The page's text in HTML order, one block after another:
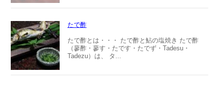
たで酢
たで酢とは・・・ たで酢と鮎の塩焼き たで酢
（蓼酢・蓼す・たです・たでず・Tadesu・
Tadezu）は、 タ...